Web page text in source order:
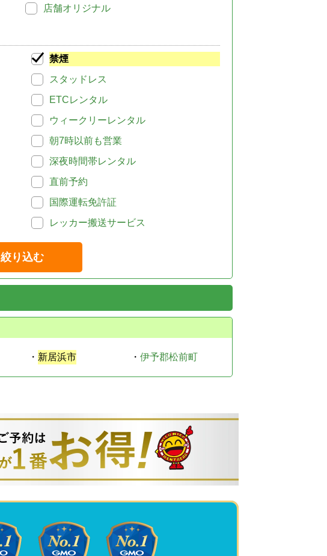
店舗オリジナル
禁煙
スタッドレス
ETCレンタル
ウィークリーレンタル
朝7時以前も営業
深夜時間帯レンタル
直前予約
国際運転免許証
レッカー搬送サービス
絞り込む
・ 新居浜市 ・ 伊予郡松前町